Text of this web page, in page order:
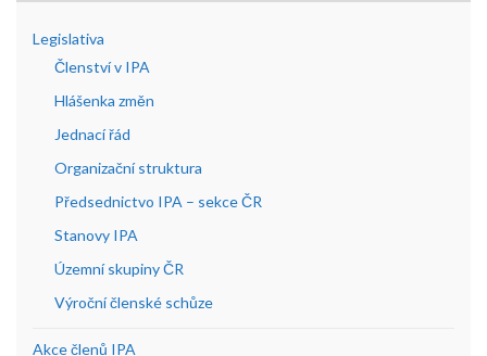
Legislativa
Členství v IPA
Hlášenka změn
Jednací řád
Organizační struktura
Předsednictvo IPA – sekce ČR
Stanovy IPA
Územní skupiny ČR
Výroční členské schůze
Akce členů IPA